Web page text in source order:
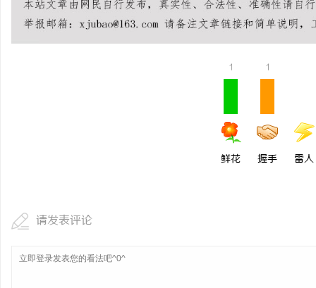
1
鲜花
1
握手 雷人
请发表评论
揭秘！专业充电桩项目